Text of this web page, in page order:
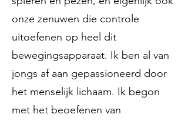
onze zenuwen die controle
uitoefenen op heel dit
bewegingsapparaat. Ik ben al van
jongs af aan gepassioneerd door
het menselijk lichaam. Ik begon
met het beoefenen van